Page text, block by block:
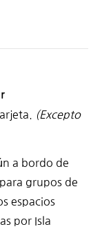
(Excepto
a bordo de
grupos de
espacios
por Isla